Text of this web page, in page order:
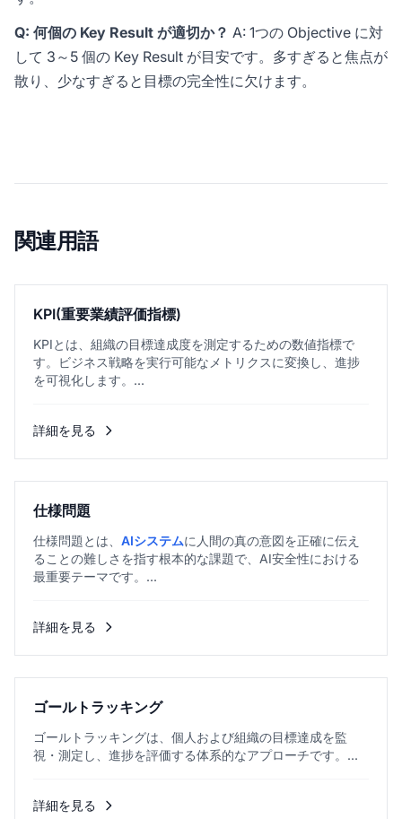
Q: 何個の Key Result が適切か？ A: 1つの Objective に対
して 3～5 個の Key Result が目安です。多すぎると焦点が
散り、少なすぎると目標の完全性に欠けます。
関連用語
KPI(重要業績評価指標)
KPIとは、組織の目標達成度を測定するための数値指標で
す。ビジネス戦略を実行可能なメトリクスに変換し、進捗
を可視化します。...
詳細を見る
仕様問題
仕様問題とは、 AIシステムに人間の真の意図を正確に伝え
ることの難しさを指す根本的な課題で、AI安全性における
最重要テーマです。...
詳細を見る
ゴールトラッキング
ゴールトラッキングは、個人および組織の目標達成を監
視・測定し、進捗を評価する体系的なアプローチです。...
詳細を見る